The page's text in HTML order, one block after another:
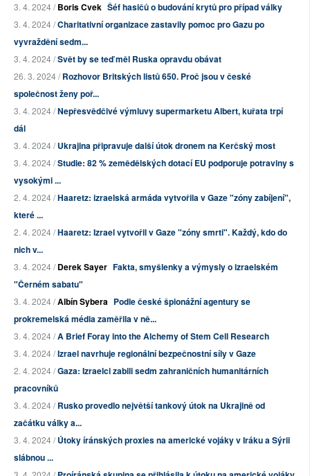
3. 4. 2024 /Boris Cvek Šéf hasičů o budování krytů pro případ války
3. 4. 2024 /Charitativní organizace zastavily pomoc pro Gazu po
vyvraždění sedm...
3. 4. 2024 /Svět by se teď měl Ruska opravdu obávat
26. 3. 2024 /Rozhovor Britských listů 650. Proč jsou v české
společnost ženy poř...
3. 4. 2024 /Nepřesvědčivé výmluvy supermarketu Albert, kuřata trpí
dál
3. 4. 2024 /Ukrajina připravuje další útok dronem na Kerčský most
3. 4. 2024 /Studie: 82 % zemědělských dotací EU podporuje potraviny s
vysokými ...
2. 4. 2024 /Haaretz: izraelská armáda vytvořila v Gaze "zóny zabíjení",
které ...
2. 4. 2024 /Haaretz: Izrael vytvořil v Gaze "zóny smrti". Každý, kdo do
nich v...
3. 4. 2024 /Derek Sayer Fakta, smyšlenky a výmysly o izraelském
"Černém sabatu"
3. 4. 2024 /Albín Sybera Podle české špionážní agentury se
prokremelská média zaměřila v ně...
3. 4. 2024 /A Brief Foray into the Alchemy of Stem Cell Research
3. 4. 2024 /Izrael navrhuje regionální bezpečnostní síly v Gaze
2. 4. 2024 /Gaza: Izraelci zabili sedm zahraničních humanitárních
pracovníků
3. 4. 2024 /Rusko provedlo největší tankový útok na Ukrajině od
začátku války a...
3. 4. 2024 /Útoky íránských proxies na americké vojáky v Iráku a Sýrii
slábnou ...